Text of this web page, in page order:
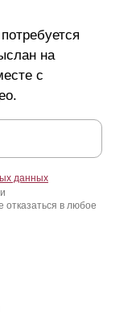
на
с
данных
в любое